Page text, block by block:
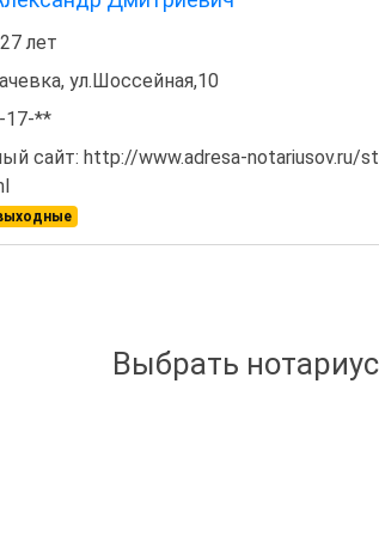
лет
ул.Шоссейная,10
17-**
сайт: http://www.adresa-notariusov.ru/
Выбрать